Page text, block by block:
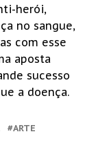
herói,
no sangue,
com esse
aposta
sucesso
a doença.
ARTE